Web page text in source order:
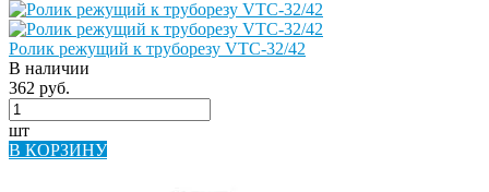
Ролик режущий к труборезу VTC-32/42
В наличии
362 руб.
шт
В КОРЗИНУ